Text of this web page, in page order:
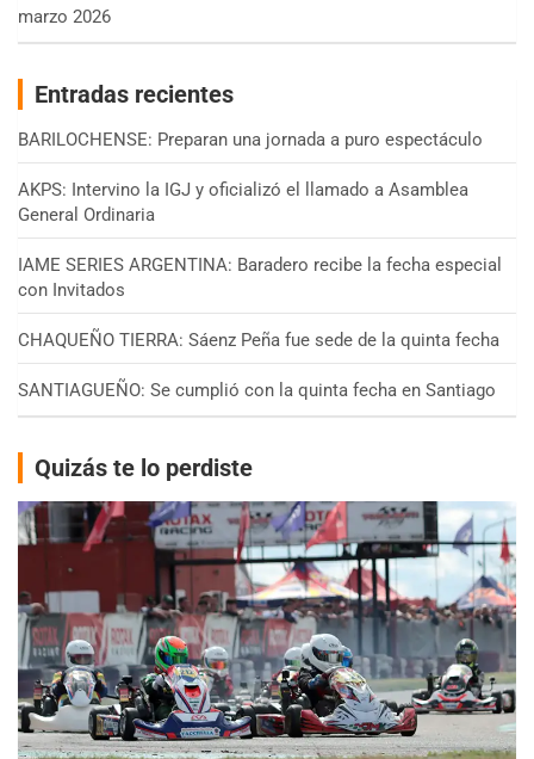
marzo 2026
Entradas recientes
BARILOCHENSE: Preparan una jornada a puro espectáculo
AKPS: Intervino la IGJ y oficializó el llamado a Asamblea
General Ordinaria
IAME SERIES ARGENTINA: Baradero recibe la fecha especial
con Invitados
CHAQUEÑO TIERRA: Sáenz Peña fue sede de la quinta fecha
SANTIAGUEÑO: Se cumplió con la quinta fecha en Santiago
Quizás te lo perdiste